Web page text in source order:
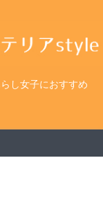
し女子におすすめ